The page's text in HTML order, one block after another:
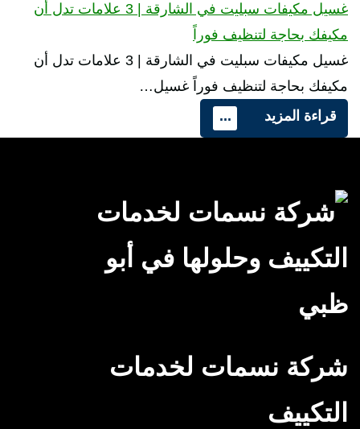
غسيل مكيفات سبليت في الشارقة | 3 علامات تدل أن
مكيفك بحاجة لتنظيف فوراً
غسيل مكيفات سبليت في الشارقة | 3 علامات تدل أن
مكيفك بحاجة لتنظيف فوراً غسيل…
قراءة المزيد
...
شركة نسمات لخدمات
التكييف